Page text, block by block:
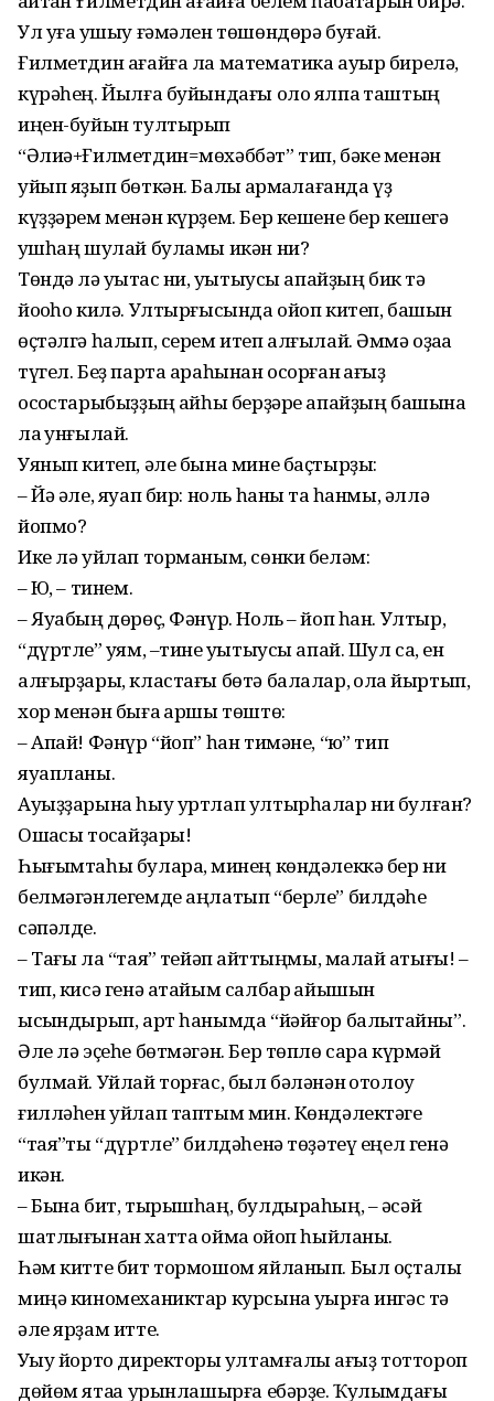
Ул уға ҡушыу ғәмәлен төшөндөрә буғай.
Ғилметдин ағайға ла математика ауыр бирелә,
күрәһең. Йылға буйындағы оло ялпаҡ таштың
иңен-буйын тултырып
“Әлиә+Ғилметдин=мөхәббәт” тип, бәке менән
уйып яҙып бөткән. Балыҡ ҡармаҡлағанда үҙ
күҙҙәрем менән күрҙем. Бер кешене бер кешегә
ҡушһаң шулай буламы икән ни?
Төндә лә уҡытҡас ни, уҡытыусы апайҙың бик тә
йоҡоһо килә. Ултырғысында ойоп китеп, башын
өҫтәлгә һалып, серем итеп алғылай. Әммә оҙаҡҡа
түгел. Беҙ парта араһынан осорған ҡағыҙ
осҡостарыбыҙҙың ҡайһы берҙәре апайҙың башына
ла ҡунғылай.
Уянып китеп, әле бына мине баҫтырҙы:
– Йә әле, яуап бир: ноль һаны таҡ һанмы, әллә
йопмо?
Ике лә уйлап торманым, сөнки беләм:
– Юҡ, – тинем.
– Яуабың дөрөҫ, Фәнүр. Ноль – йоп һан. Ултыр,
“дүртле” ҡуям, –тине уҡытыусы апай. Шул саҡ, ен
алғырҙары, кластағы бөтә балалар, ҡолаҡ йыртып,
хор менән быға ҡаршы төштө:
– Апай! Фәнүр “йоп” һан тимәне, “юҡ” тип
яуапланы.
Ауыҙҙарына һыу уртлап ултырһалар ни булған?
Ошаҡсы тоҡсайҙары!
Һығымтаһы булараҡ, минең көндәлеккә бер ни
белмәгәнлегемде аңлатып “берле” билдәһе
сәпәлде.
– Тағы ла “таяҡ” тейәп ҡайттыңмы, малай аҡтығы! –
тип, кисә генә атайым салбар ҡайышын
ысҡындырып, арт һанымда “йәйғор балҡытҡайны”.
Әле лә эҫеһе бөтмәгән. Бер төплө сара күрмәй
булмай. Уйлай торғас, был бәләнән ҡотолоу
ғилләһен уйлап таптым мин. Көндәлектәге
“таяҡ”ты “дүртле” билдәһенә төҙәтеү еңел генә
икән.
– Бына бит, тырышһаң, булдыраһың, – әсәй
шатлығынан хатта ҡоймаҡ ҡойоп һыйланы.
Һәм китте бит тормошом яйланып. Был оҫталыҡ
миңә киномеханиктар курсына уҡырға ингәс тә
әле ярҙам итте.
Уҡыу йорто директоры ҡултамғалы ҡағыҙ тоттороп
дөйөм ятаҡҡа урынлашырға ебәрҙе. Ҡулымдағы